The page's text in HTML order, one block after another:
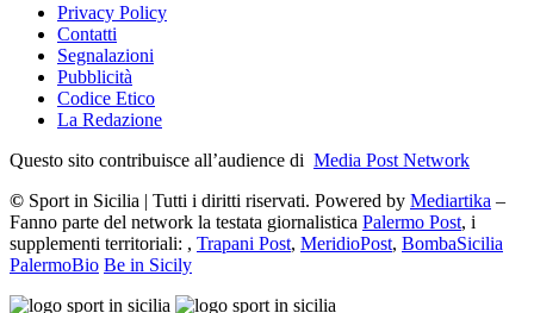
Privacy Policy
Contatti
Segnalazioni
Pubblicità
Codice Etico
La Redazione
Questo sito contribuisce all’audience di Media Post Network
© Sport in Sicilia | Tutti i diritti riservati. Powered by Mediartika –
Fanno parte del network la testata giornalistica Palermo Post, i
supplementi territoriali: , Trapani Post, MeridioPost, BombaSicilia
PalermoBio Be in Sicily